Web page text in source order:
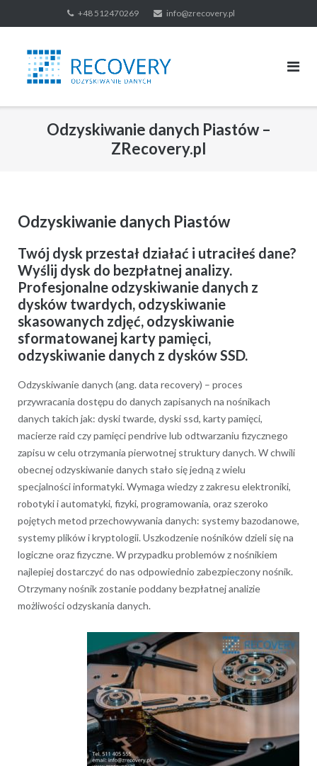
to
+48 512470269 info@zrecovery.pl
Odzyskiwanie danych Piastów –
ZRecovery.pl
Odzyskiwanie danych Piastów
Twój dysk przestał działać i utraciłeś dane?
Wyślij dysk do bezpłatnej analizy.
Profesjonalne odzyskiwanie danych z
dysków twardych, odzyskiwanie
skasowanych zdjęć, odzyskiwanie
sformatowanej karty pamięci,
odzyskiwanie danych z dysków SSD.
Odzyskiwanie danych (ang. data recovery) – proces
przywracania dostępu do danych zapisanych na nośnikach
danych takich jak: dyski twarde, dyski ssd, karty pamięci,
macierze raid czy pamięci pendrive lub odtwarzaniu fizycznego
zapisu w celu otrzymania pierwotnej struktury danych. W chwili
obecnej odzyskiwanie danych stało się jedną z wielu
specjalności informatyki. Wymaga wiedzy z zakresu elektroniki,
robotyki i automatyki, fizyki, programowania, oraz szeroko
pojętych metod przechowywania danych: systemy bazodanowe,
systemy plików i kryptologii. Uszkodzenie nośników dzieli się na
logiczne oraz fizyczne. W przypadku problemów z nośnikiem
najlepiej dostarczyć do nas odpowiednio zabezpieczony nośnik.
Otrzymany nośnik zostanie poddany bezpłatnej analizie
możliwości odzyskania danych.